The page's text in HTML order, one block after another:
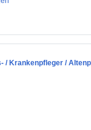
/ Krankenpfleger /